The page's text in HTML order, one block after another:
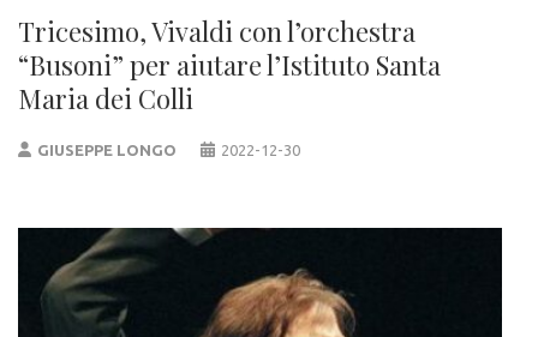
Tricesimo, Vivaldi con l’orchestra
“Busoni” per aiutare l’Istituto Santa
Maria dei Colli
GIUSEPPE LONGO 2022-12-30